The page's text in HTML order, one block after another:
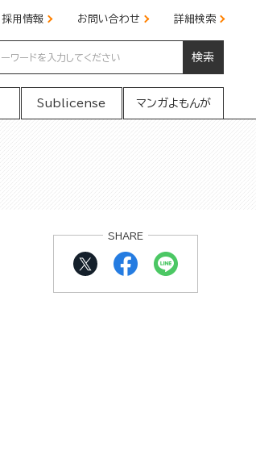
採用情報 お問い合わせ 詳細検索
検索
Sublicense マンガよもんが
SHARE